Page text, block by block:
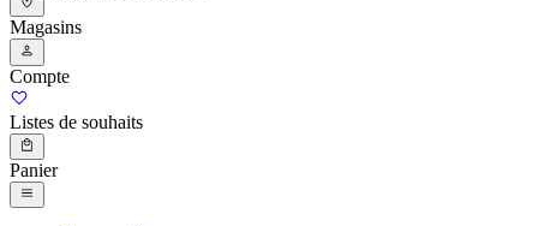
Magasins
Compte
Listes de souhaits
Panier